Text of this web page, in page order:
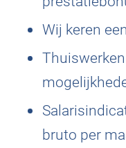
Wij keren
bruto per